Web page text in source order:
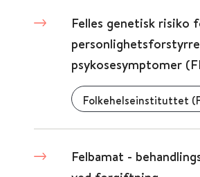
Felles genetisk risiko
psykosesymptomer
Felbamat -